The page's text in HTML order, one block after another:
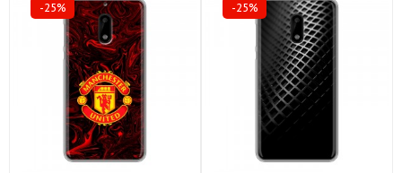
-25% -25%